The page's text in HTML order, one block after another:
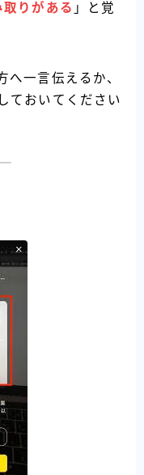
りがある 」と覚
へ一言伝えるか、
ておいてください